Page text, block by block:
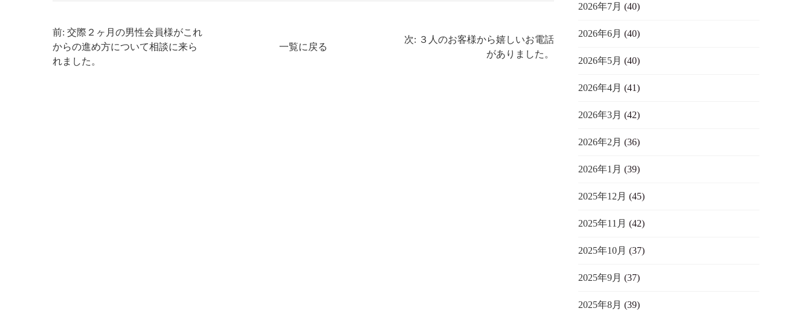
前: 交際２ヶ月の男性会員様がこれ
からの進め方について相談に来ら
れました。
一覧に戻る
次: ３人のお客様から嬉しいお電話
がありました。
2026年7月 (40)
2026年6月 (40)
2026年5月 (40)
2026年4月 (41)
2026年3月 (42)
2026年2月 (36)
2026年1月 (39)
2025年12月 (45)
2025年11月 (42)
2025年10月 (37)
2025年9月 (37)
2025年8月 (39)